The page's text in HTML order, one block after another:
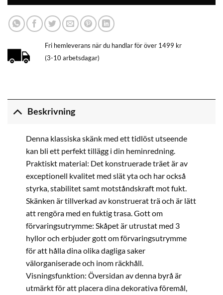
Fri hemleverans när du handlar för över 1499 kr
(3-10 arbetsdagar)
Beskrivning
Denna klassiska skänk med ett tidlöst utseende
kan bli ett perfekt tillägg i din heminredning.
Praktiskt material: Det konstruerade träet är av
exceptionell kvalitet med slät yta och har också
styrka, stabilitet samt motståndskraft mot fukt.
Skänken är tillverkad av konstruerat trä och är lätt
att rengöra med en fuktig trasa. Gott om
förvaringsutrymme: Skåpet är utrustat med 3
hyllor och erbjuder gott om förvaringsutrymme
för att hålla dina olika dagliga saker
välorganiserade och inom räckhåll.
Visningsfunktion: Översidan av denna byrå är
utmärkt för att placera dina dekorativa föremål,